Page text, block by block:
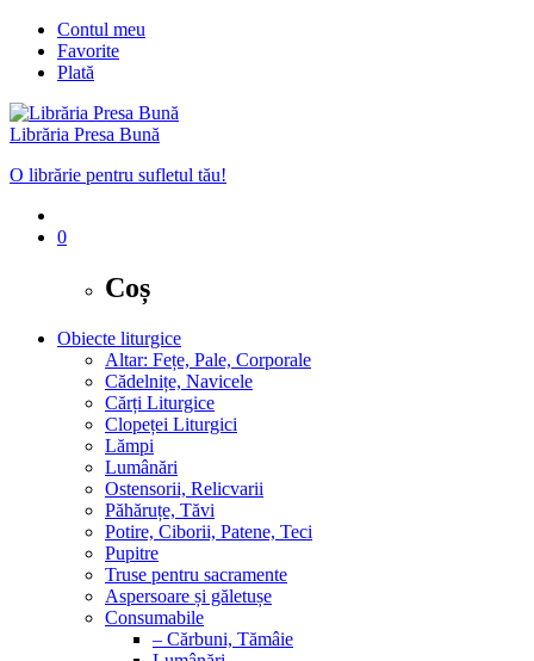
Contul meu
Favorite
Plată
Librăria Presa Bună
O librărie pentru sufletul tău!
0
Coș
Obiecte liturgice
Altar: Fețe, Pale, Corporale
Cădelnițe, Navicele
Cărți Liturgice
Clopeței Liturgici
Lămpi
Lumânări
Ostensorii, Relicvarii
Păhăruțe, Tăvi
Potire, Ciborii, Patene, Teci
Pupitre
Truse pentru sacramente
Aspersoare și găletușe
Consumabile
– Cărbuni, Tămâie